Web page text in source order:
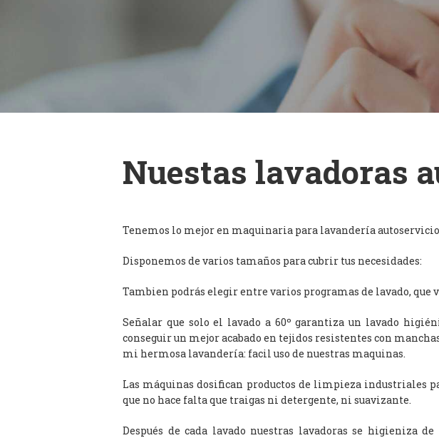
Nuestas lavadoras
Tenemos lo mejor en maquinaria para lavandería
Disponemos de varios tamaños para cubrir tus necesidades:
Tambien podrás elegir entre varios programas de lavado, que
Señalar que solo el lavado a 60º garantiza un lavado
conseguir un mejor acabado en tejidos resistentes con
mi hermosa lavandería: facil uso de nuestras maquinas.
Las máquinas dosifican productos de limpieza industriales
que no hace falta que traigas ni detergente, ni suavizante.
Después de cada lavado nuestras lavadoras se higieniza